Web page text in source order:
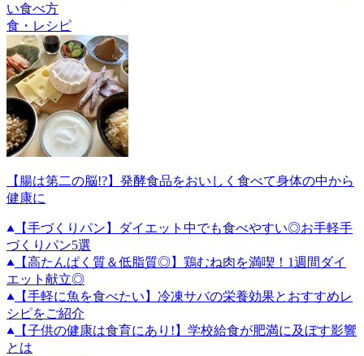
い食べ方
食・レシピ
【腸は第二の脳!?】発酵食品をおいしく食べて身体の中から
健康に
【手づくりパン】ダイエット中でも食べやすい◎お手軽手
づくりパン5選
【高たんぱく質＆低脂質◎】鶏むね肉を満喫！1週間ダイ
エット献立◎
【手軽に魚を食べたい】冷凍サバの栄養効果とおすすめレ
シピをご紹介
【子供の健康は食育にあり!】学校給食が肥満に及ぼす影響
とは